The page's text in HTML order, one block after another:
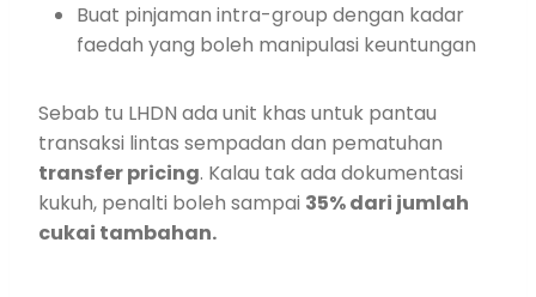
Buat pinjaman intra-group dengan kadar
faedah yang boleh manipulasi keuntungan
Sebab tu LHDN ada unit khas untuk pantau
transaksi lintas sempadan dan pematuhan
transfer pricing. Kalau tak ada dokumentasi
kukuh, penalti boleh sampai 35% dari jumlah
cukai tambahan.